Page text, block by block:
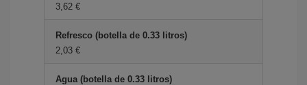
3,62 €
Refresco (botella de 0.33 litros)
2,03 €
Agua (botella de 0.33 litros)